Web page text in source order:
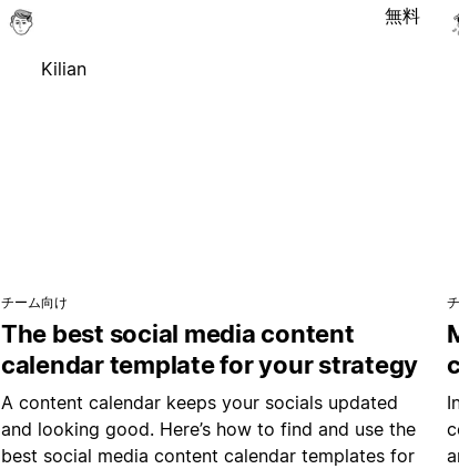
Kilian
無料
チーム向け
The best social media content
calendar template for your strategy
A content calendar keeps your socials updated
and looking good. Here’s how to find and use the
best social media content calendar templates for